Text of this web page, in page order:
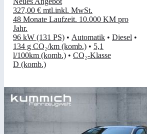
327,00 € mtl.inkl. MwSt.
48 Monate Laufzeit. 10.000 KM pro
Jahr.
96 kW (131 PS) • Automatik • Diesel •
134 g CO₂/km (komb.) • 5,1
l/100km (komb.) • CO₂-Klasse
D (komb.)